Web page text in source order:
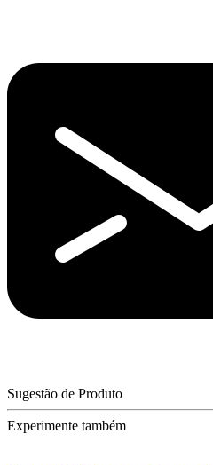
Sugestão de Produto
Experimente também